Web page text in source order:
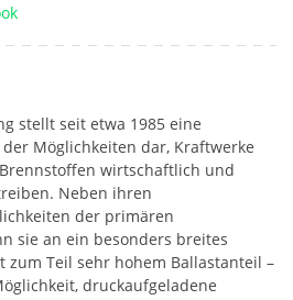
stellt seit etwa 1985 eine
Möglichkeiten dar, Kraftwerke
wirtschaftlich und
Neben ihren
der primären
sie an ein besonders breites
zum Teil sehr hohem Ballastanteil –
druckaufgeladene